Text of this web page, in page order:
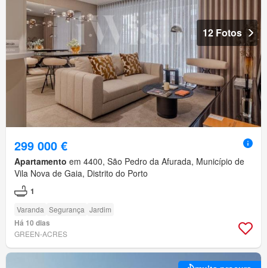
12 Fotos
299 000 €
Apartamento em 4400, São Pedro da Afurada, Município de
Vila Nova de Gaia, Distrito do Porto
1
Varanda Segurança Jardim
Há 10 dias
GREEN-ACRES